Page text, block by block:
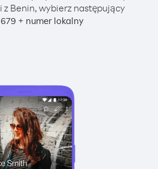
z Benin, wybierz następujący
679 + numer lokalny